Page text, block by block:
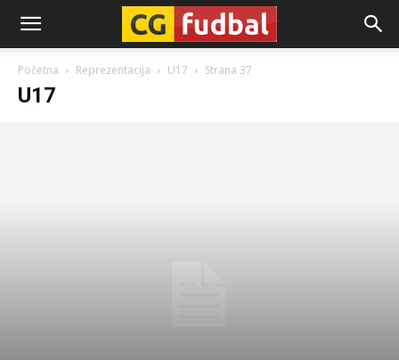
CG-
Fudbal
Početna Reprezentacija U17 Strana 37
U17